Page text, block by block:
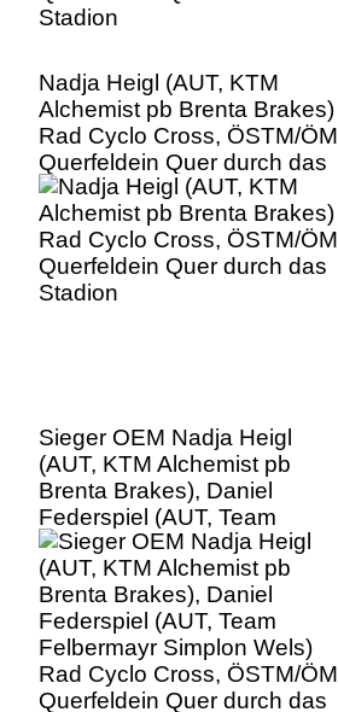
Nadja Heigl (AUT, KTM
Alchemist pb Brenta Brakes)
Rad Cyclo Cross, ÖSTM/ÖM
Querfeldein Quer durch das
Stadion
Sieger OEM Nadja Heigl
(AUT, KTM Alchemist pb
Brenta Brakes), Daniel
Federspiel (AUT, Team
Felbermayr Simplon Wels)
Rad Cyclo Cross, ÖSTM/ÖM
Querfeldein Quer durch das
Stadion